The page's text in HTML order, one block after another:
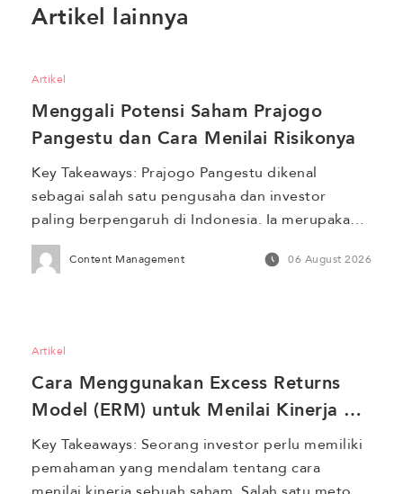
Artikel lainnya
Artikel
Menggali Potensi Saham Prajogo
Pangestu dan Cara Menilai Risikonya
Key Takeaways: Prajogo Pangestu dikenal
sebagai salah satu pengusaha dan investor
paling berpengaruh di Indonesia. Ia merupakan
pendiri sekaligus pemegang saham utama Grup
Barito, sebuah konglomerasi yang memiliki lini
puluhan tahun, namanya kerap masuk dalam
daftar orang terkaya di […]
Content Management 06 August 2026
Artikel
Cara Menggunakan Excess Returns
Model (ERM) untuk Menilai Kinerja
Saham
Key Takeaways: Seorang investor perlu memiliki
pemahaman yang mendalam tentang cara